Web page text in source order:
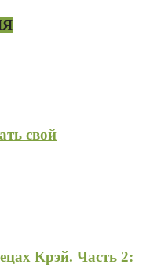
свой
Крэй. Часть 2: